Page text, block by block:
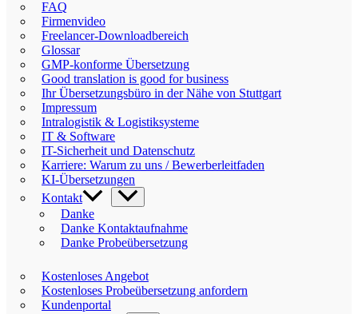
FAQ
Firmenvideo
Freelancer-Downloadbereich
Glossar
GMP-konforme Übersetzung
Good translation is good for business
Ihr Übersetzungsbüro in der Nähe von Stuttgart
Impressum
Intralogistik & Logistiksysteme
IT & Software
IT-Sicherheit und Datenschutz
Karriere: Warum zu uns / Bewerberleitfaden
KI-Übersetzungen
Kontakt
Danke
Danke Kontaktaufnahme
Danke Probeübersetzung
Kostenloses Angebot
Kostenloses Probeübersetzung anfordern
Kundenportal